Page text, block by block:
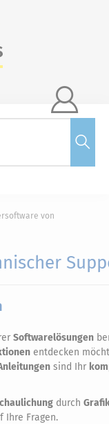

von
Softwarelösungen
entdecken
sind Ihr
durch
Ihre Fragen.